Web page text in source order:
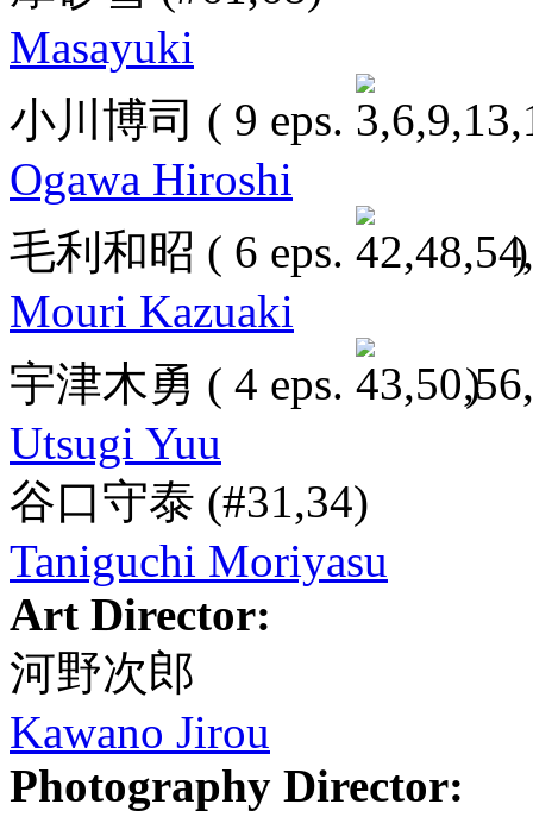
Masayuki
小川博司 ( 9 eps.
Ogawa Hiroshi
毛利和昭 ( 6 eps.
)
Mouri Kazuaki
宇津木勇 ( 4 eps.
)
Utsugi Yuu
谷口守泰 (#31,34)
Taniguchi Moriyasu
Art Director:
河野次郎
Kawano Jirou
Photography Director: